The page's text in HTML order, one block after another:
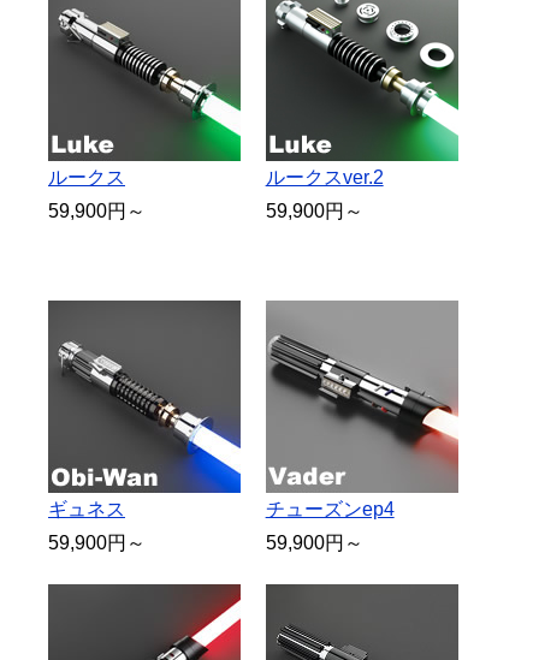
ルークス
59,900円～
ルークスver.2
59,900円～
ギュネス
59,900円～
チューズンep4
59,900円～